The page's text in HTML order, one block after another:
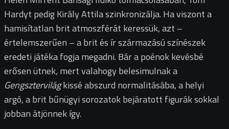
Hardyt pedig Király Attila szinkronizálja. Ha viszont a
hamisítatlan brit atmoszférát keressük, azt –
értelemszerűen – a brit és ír származású színészek
eredeti játéka fogja megadni. Bár a poénok kevésbé
erősen ütnek, mert valahogy belesimulnak a
Gengsztervilágkissé abszurd normalitásába, a helyi
argó, a brit bűnügyi sorozatok bejáratott figurák sokkal
jobban átjönnek így.